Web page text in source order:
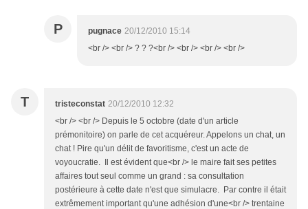
P pugnace 20/12/2010 15:14
<br /> <br /> ? ? ?<br /> <br /> <br /> <br />
T tristeconstat 20/12/2010 12:32
<br /> <br /> Depuis le 5 octobre (date d'un article
prémonitoire) on parle de cet acquéreur. Appelons un chat, un
chat ! Pire qu'un délit de favoritisme, c'est un acte de
voyoucratie. Il est évident que<br /> le maire fait ses petites
affaires tout seul comme un grand : sa consultation
postérieure à cette date n'est que simulacre. Par contre il était
extrêmement important qu'une adhésion d'une<br /> trentaine